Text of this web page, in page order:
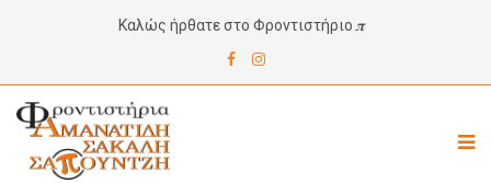
Καλώς ήρθατε στο Φροντιστήριο 𝝅